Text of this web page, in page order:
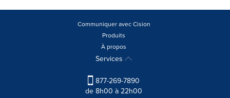
Communiquer avec Cision
Produits
À propos
Services
877-269-7890
de 8h00 à 22h00